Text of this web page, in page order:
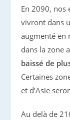
En 2090, nos
vivront dans
augmenté en
dans la zone
baissé de
Certaines
et d’Asie
Au delà de